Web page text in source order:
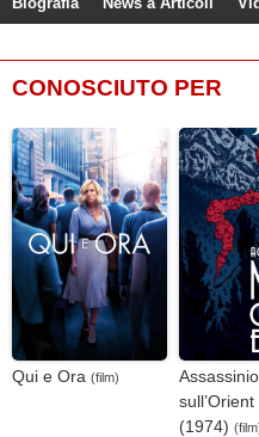
CONOSCIUTO PER
Qui e Ora (film)
Assassinio
(1974)